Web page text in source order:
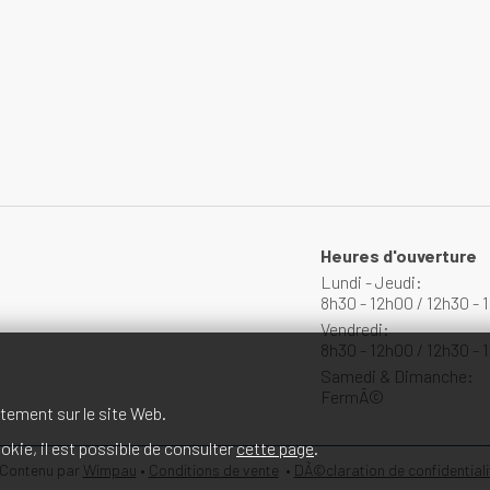
Heures d'ouverture
Lundi - Jeudi:
8h30 - 12h00 / 12h30 -
Vendredi:
8h30 - 12h00 / 12h30 -
Samedi & Dimanche:
FermÃ©
Contenu par Wimpau • Conditions de vente • DÃ©claration de
sur le site Web.
il est possible de consultercette page.